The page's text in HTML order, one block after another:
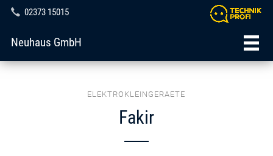
02373 15015
Neuhaus GmbH
ELEKTROKLEINGERAETE
Fakir